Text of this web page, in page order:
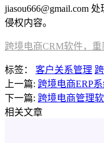
jiasou666@gmail.com
侵权内容。
跨境电商CRM软件，
标签： 客户关系管理
上一篇: 跨境电商ERP
下一篇: 跨境电商管理
相关文章